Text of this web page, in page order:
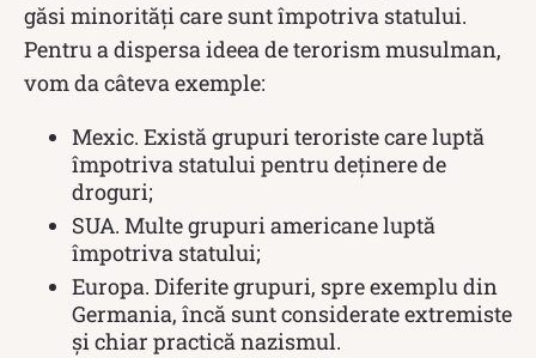
găsi minorități care sunt împotriva statului.
Pentru a dispersa ideea de terorism musulman,
vom da câteva exemple:
Mexic. Există grupuri teroriste care luptă
împotriva statului pentru deținere de
droguri;
SUA. Multe grupuri americane luptă
împotriva statului;
Europa. Diferite grupuri, spre exemplu din
Germania, încă sunt considerate extremiste
și chiar practică nazismul.